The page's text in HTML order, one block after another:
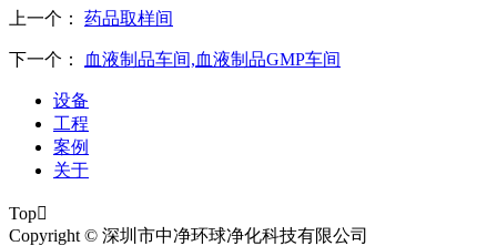
上一个： 药品取样间
下一个： 血液制品车间,血液制品GMP车间
设备
工程
案例
关于
Top
Copyright © 深圳市中净环球净化科技有限公司